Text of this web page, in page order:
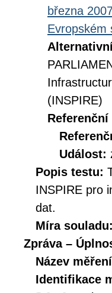
března
Evropském
(INSPIRE)
Referenční
Událost:
Popis testu:
INSPIRE pro
dat.
Míra souladu:
Zpráva –
Název
Identifikace